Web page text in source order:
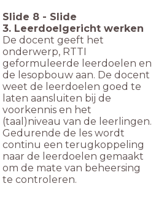
Slide 8 - Slide
3. Leerdoelgericht werken
De docent geeft het
onderwerp, RTTI
geformuleerde leerdoelen en
de lesopbouw aan. De docent
weet de leerdoelen goed te
laten aansluiten bij de
voorkennis en het
(taal)niveau van de leerlingen.
Gedurende de les wordt
continu een terugkoppeling
naar de leerdoelen gemaakt
om de mate van beheersing
te controleren.